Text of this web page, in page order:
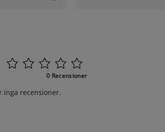
0 Recensioner
inga recensioner.